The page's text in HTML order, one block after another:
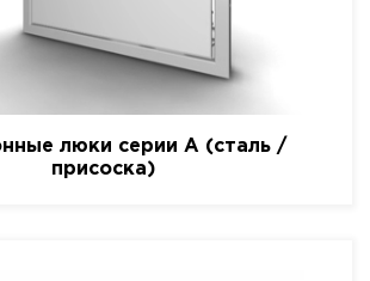
люки серии A (сталь /
присоска)